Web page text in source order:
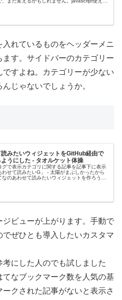
れているものをヘッダーメニ
ます。サイドバーのカテゴリー
すよね。カテゴリーが少ない
じゃないでしょうか。
読みたいウィジェットをGitHub経由で
うにした - タオルケット体操
グで表示カテゴリに関する記事を記事下に表示
わせて読みたいG」 - 太陽がまぶしかったから
なのあわせて読みたいウィジェットを作ろうと
タオルケット...
ビューが上がります。手動で
ぜひとも導入したいカスタマ
にした人のでも試しました
なブックマーク数を人気の基
クされた記事がないと表示さ